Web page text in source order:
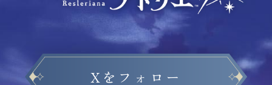
Xをフォロー